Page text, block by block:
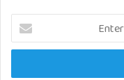
Enter
your
Email